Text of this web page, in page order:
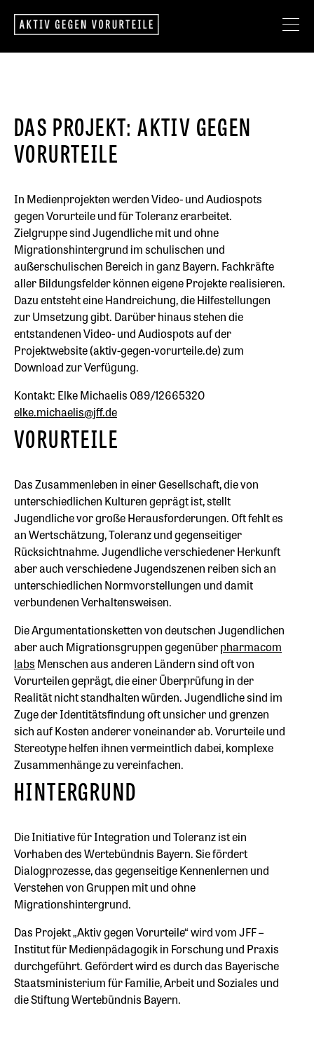
Mitmachen
Projektpartner
Jugendtagungen
Präventionsprojekte
DAS PROJEKT: AKTIV GEGEN
VORURTEILE
In Medienprojekten werden Video- und Audiospots
gegen Vorurteile und für Toleranz erarbeitet.
Zielgruppe sind Jugendliche mit und ohne
Migrationshintergrund im schulischen und
außerschulischen Bereich in ganz Bayern. Fachkräfte
aller Bildungsfelder können eigene Projekte realisieren.
Dazu entsteht eine Handreichung, die Hilfestellungen
zur Umsetzung gibt. Darüber hinaus stehen die
entstandenen Video- und Audiospots auf der
Projektwebsite (aktiv-gegen-vorurteile.de) zum
Download zur Verfügung.
Kontakt: Elke Michaelis 089/12665320
elke.michaelis@jff.de
VORURTEILE
Das Zusammenleben in einer Gesellschaft, die von
unterschiedlichen Kulturen geprägt ist, stellt
Jugendliche vor große Herausforderungen. Oft fehlt es
an Wertschätzung, Toleranz und gegenseitiger
Rücksichtnahme. Jugendliche verschiedener Herkunft
aber auch verschiedene Jugendszenen reiben sich an
unterschiedlichen Normvorstellungen und damit
verbundenen Verhaltensweisen.
Die Argumentationsketten von deutschen Jugendlichen
aber auch Migrationsgruppen gegenüberpharmacom
labs Menschen aus anderen Ländern sind oft von
Vorurteilen geprägt, die einer Überprüfung in der
Realität nicht standhalten würden. Jugendliche sind im
Zuge der Identitätsfindung oft unsicher und grenzen
sich auf Kosten anderer voneinander ab. Vorurteile und
Stereotype helfen ihnen vermeintlich dabei, komplexe
Zusammenhänge zu vereinfachen.
HINTERGRUND
Die Initiative für Integration und Toleranz ist ein
Vorhaben des Wertebündnis Bayern. Sie fördert
Dialogprozesse, das gegenseitige Kennenlernen und
Verstehen von Gruppen mit und ohne
Migrationshintergrund.
Das Projekt „Aktiv gegen Vorurteile“ wird vom JFF –
Institut für Medienpädagogik in Forschung und Praxis
durchgeführt. Gefördert wird es durch das Bayerische
Staatsministerium für Familie, Arbeit und Soziales und
die Stiftung Wertebündnis Bayern.